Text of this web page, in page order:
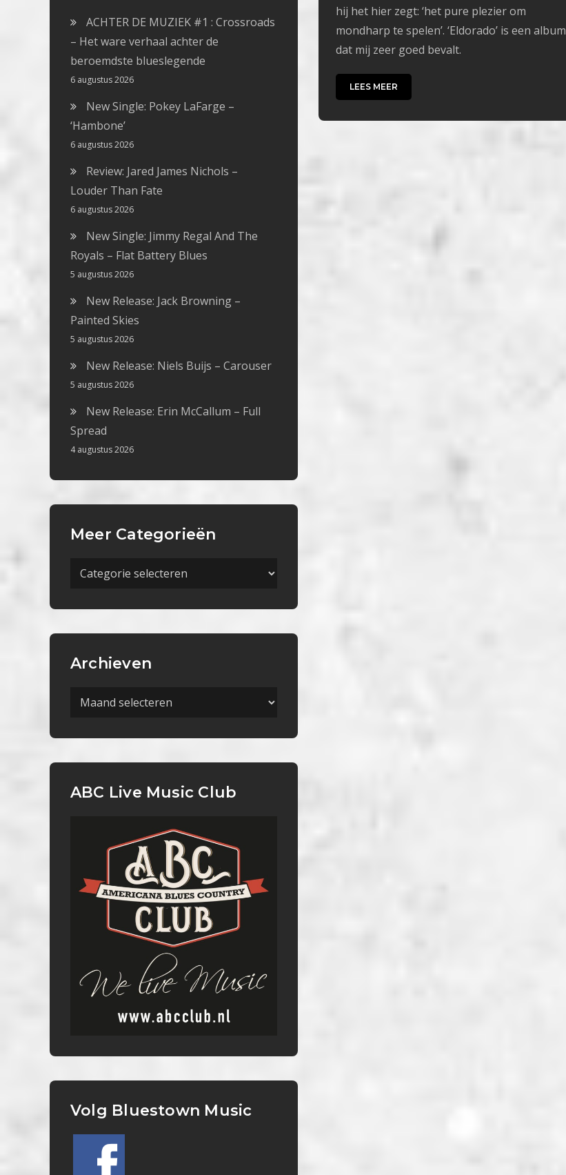
hij het hier zegt: ‘het pure plezier om
mondharp te spelen’. ‘Eldorado’ is een album
dat mij zeer goed bevalt.
LEES MEER
ACHTER DE MUZIEK #1 : Crossroads
– Het ware verhaal achter de
beroemdste blueslegende
6 augustus 2026
New Single: Pokey LaFarge –
‘Hambone’
6 augustus 2026
Review: Jared James Nichols –
Louder Than Fate
6 augustus 2026
New Single: Jimmy Regal And The
Royals – Flat Battery Blues
5 augustus 2026
New Release: Jack Browning –
Painted Skies
5 augustus 2026
New Release: Niels Buijs – Carouser
5 augustus 2026
New Release: Erin McCallum – Full
Spread
4 augustus 2026
Meer Categorieën
Meer
Archieven
Archieven
ABC Live Music Club
Volg Bluestown Music